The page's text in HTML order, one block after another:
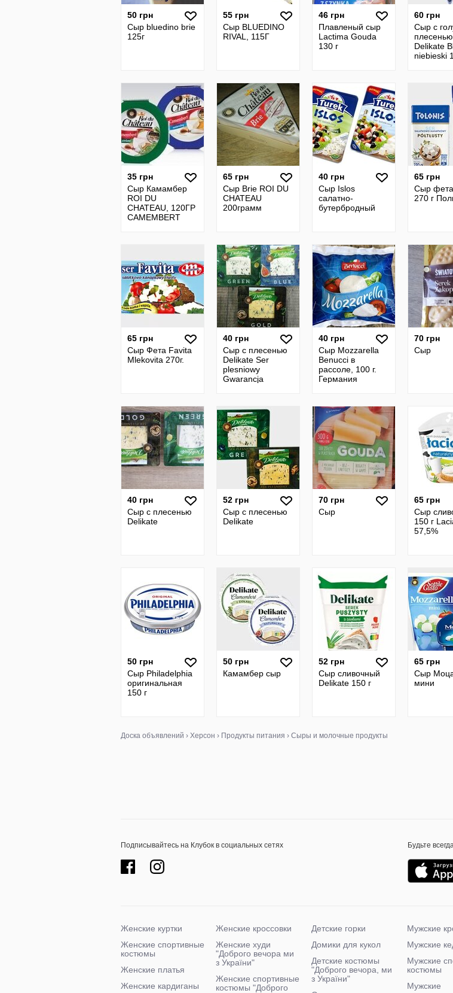
50 грн
Сыр bluedino brie
125г
55 грн
Сыр BLUEDINO
RIVAL, 115Г
46 грн
Плавленый сыр
Lactima Gouda
130 г
60 грн
Сыр с
плесенью
Delikate
niebieski
35 грн
Сыр Камамбер
ROI DU
CHATEAU, 120ГР
CAMEMBERT
65 грн
Сыр Brie ROI DU
CHATEAU
200грамм
40 грн
Сыр Islos
салатно-
бутербродный
65 грн
Сыр
270 г
65 грн
Сыр Фета Favita
Mlekovita 270г.
40 грн
Сыр с плесенью
Delikate Ser
plesniowy
Gwarancja
100 g Польша
40 грн
Сыр Mozzarella
Benucci в
рассоле, 100 г.
Германия
70 грн
Сыр
40 грн
Сыр с плесенью
Delikate
52 грн
Сыр с плесенью
Delikate
70 грн
Сыр
65 грн
Сыр
150 г
57,5%
50 грн
Сыр Philadelphia
оригинальная
150 г
50 грн
Камамбер сыр
52 грн
Сыр сливочный
Delikate 150 г
65 грн
Сыр
мини
Доска объявлений › Херсон › Продукты питания › Сыры и молочные продукты
Подписывайтесь на Клубок в социальных сетях Будьте
Женские куртки
Женские спортивные
костюмы
Женские платья
Женские кардиганы
Женские кроссовки
Женские худи
"Доброго вечора ми
з України"
Женские спортивные
костюмы "Доброго
Детские горки
Домики для кукол
Детские костюмы
"Доброго вечора, ми
з України"
Мужские
Мужские
Мужские
костюмы
Мужские